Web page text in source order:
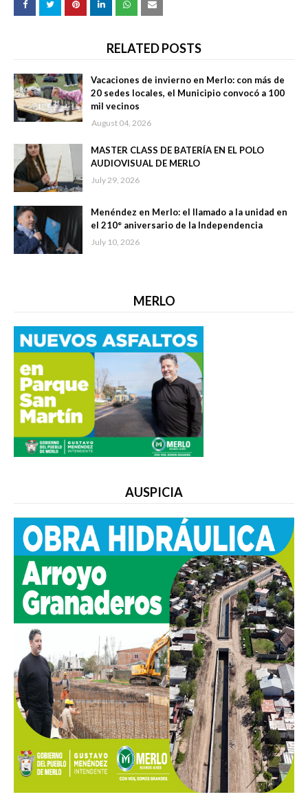
RELATED POSTS
Vacaciones de invierno en Merlo: con más de
20 sedes locales, el Municipio convocó a 100
mil vecinos
August 04, 2026
MASTER CLASS DE BATERÍA EN EL POLO
AUDIOVISUAL DE MERLO
July 29, 2026
Menéndez en Merlo: el llamado a la unidad en
el 210° aniversario de la Independencia
July 10, 2026
MERLO
AUSPICIA